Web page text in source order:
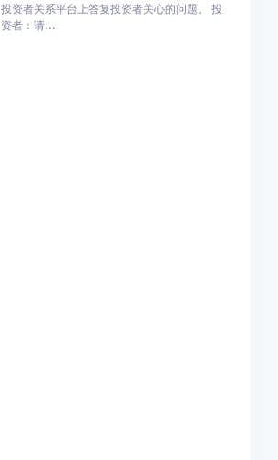
投资者关系平台上答复投资者关心的问题。 投
资者：请...